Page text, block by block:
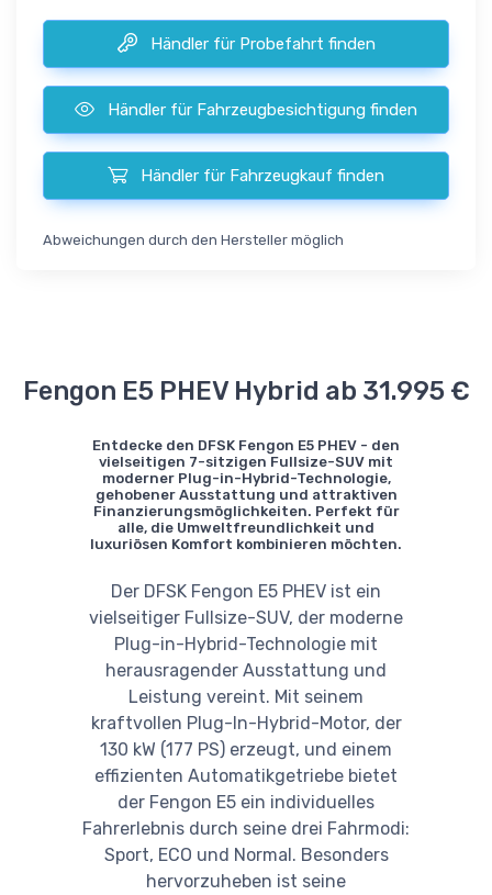
Händler für Probefahrt finden
Händler für Fahrzeugbesichtigung finden
Händler für Fahrzeugkauf finden
Abweichungen durch den Hersteller möglich
Fengon E5 PHEV Hybrid ab 31.995 €
Entdecke den DFSK Fengon E5 PHEV - den
vielseitigen 7-sitzigen Fullsize-SUV mit
moderner Plug-in-Hybrid-Technologie,
gehobener Ausstattung und attraktiven
Finanzierungsmöglichkeiten. Perfekt für
alle, die Umweltfreundlichkeit und
luxuriösen Komfort kombinieren möchten.
Der DFSK Fengon E5 PHEV ist ein
vielseitiger Fullsize-SUV, der moderne
Plug-in-Hybrid-Technologie mit
herausragender Ausstattung und
Leistung vereint. Mit seinem
kraftvollen Plug-In-Hybrid-Motor, der
130 kW (177 PS) erzeugt, und einem
effizienten Automatikgetriebe bietet
der Fengon E5 ein individuelles
Fahrerlebnis durch seine drei Fahrmodi:
Sport, ECO und Normal. Besonders
hervorzuheben ist seine